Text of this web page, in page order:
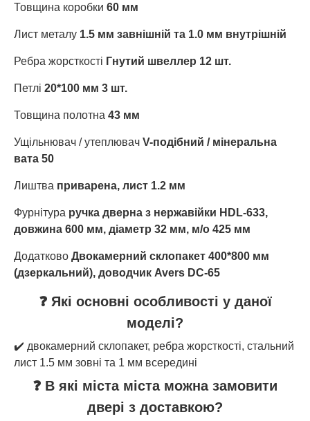
Товщина коробки 60 мм
Лист металу 1.5 мм завнішній та 1.0 мм внутрішній
Ребра жорсткості Гнутий швеллер 12 шт.
Петлі 20*100 мм 3 шт.
Товщина полотна 43 мм
Ущільнювач / утеплювач V-подібний / мінеральна
вата 50
Лиштва приварена, лист 1.2 мм
Фурнітура ручка дверна з нержавійки HDL-633,
довжина 600 мм, діаметр 32 мм, м/о 425 мм
Додатково Двокамерний склопакет 400*800 мм
(дзеркальний), доводчик Avers DC-65
❓ Які основні особливості у даної
моделі?
✔️ двокамерний склопакет, ребра жорсткості, стальний
лист 1.5 мм зовні та 1 мм всередині
❓ В які міста міста можна замовити
двері з доставкою?